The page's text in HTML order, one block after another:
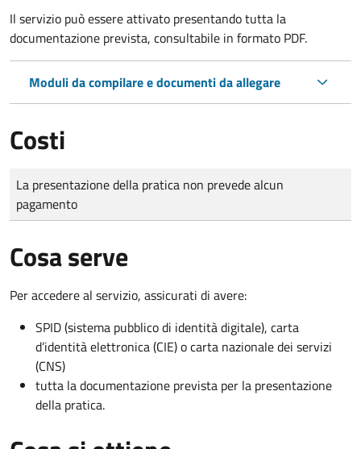
Il servizio può essere attivato presentando tutta la
documentazione prevista, consultabile in formato PDF.
Moduli da compilare e documenti da allegare
Costi
Tipo di pagamento
Importo
La presentazione della pratica non prevede alcun
pagamento
Cosa serve
Per accedere al servizio, assicurati di avere:
SPID (sistema pubblico di identità digitale), carta
d’identità elettronica (CIE) o carta nazionale dei servizi
(CNS)
tutta la documentazione prevista per la presentazione
della pratica.